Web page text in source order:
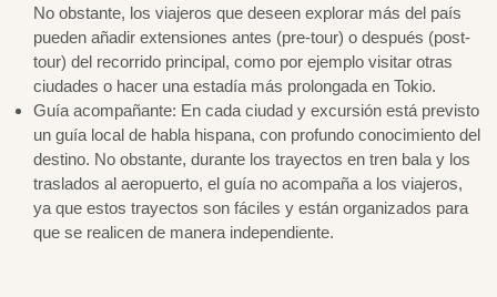
No obstante, los viajeros que deseen explorar más del país
pueden añadir extensiones antes (pre-tour) o después (post-
tour) del recorrido principal, como por ejemplo visitar otras
ciudades o hacer una estadía más prolongada en Tokio.
Guía acompañante: En cada ciudad y excursión está previsto
un guía local de habla hispana, con profundo conocimiento del
destino. No obstante, durante los trayectos en tren bala y los
traslados al aeropuerto, el guía no acompaña a los viajeros,
ya que estos trayectos son fáciles y están organizados para
que se realicen de manera independiente.